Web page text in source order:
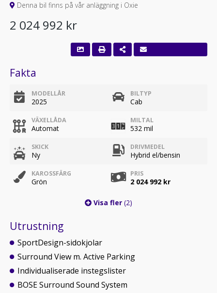
Denna bil finns på vår anläggning i Oxie
2 024 992 kr
Fakta
MODELLÅR
2025
BILTYP
Cab
VÄXELLÅDA
Automat
MILTAL
532 mil
SKICK
Ny
DRIVMEDEL
Hybrid el/bensin
KAROSSFÄRG
Grön
PRIS
2 024 992 kr
Visa fler (2)
Utrustning
SportDesign-sidokjolar
Surround View m. Active Parking
Individualiserade instegslister
BOSE Surround Sound System